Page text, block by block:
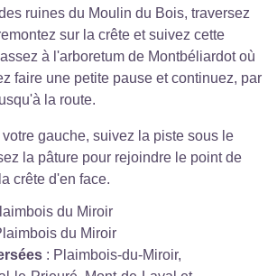
ruines du Moulin du Bois, traversez
sur la crête et suivez cette
à l'arboretum de Montbéliardot où
faire une petite pause et continuez, par
la route.
votre gauche, suivez la piste sous le
la pâture pour rejoindre le point de
crête d'en face.
du Miroir
du Miroir
: Plaimbois-du-Miroir,